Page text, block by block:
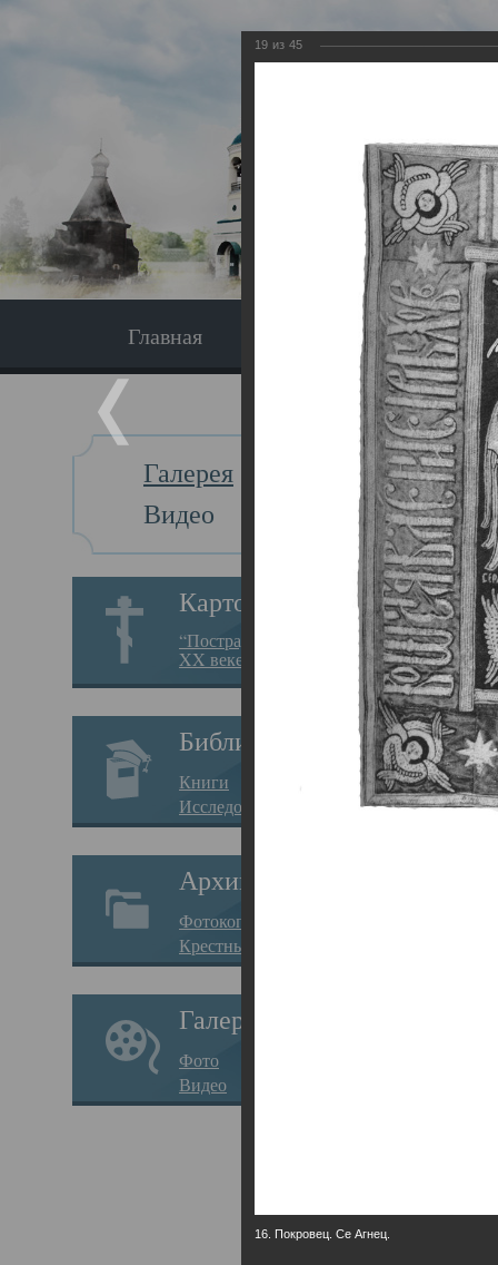
Главная Экскурсия
Галерея
Видео
Картотека
“Пострадавшие за веру в
XX веке на Севере”
Библиотека
Книги
Исследования
Архив
Фотокопии дел
Крестные ходы
Галерея
Фото
Видео
Главная
19 из 45
16. Покровец. Се Агнец.